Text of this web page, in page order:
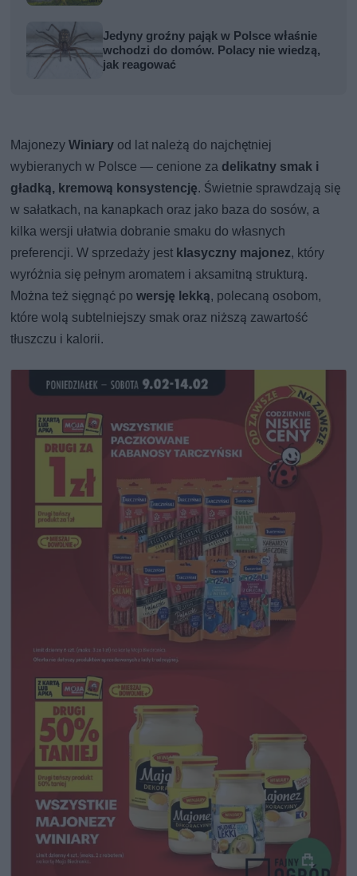
Jedyny groźny pająk w Polsce właśnie
wchodzi do domów. Polacy nie wiedzą,
jak reagować
MajonezyWiniary od lat należą do najchętniej
wybieranych w Polsce — cenione za delikatny smak i
gładką, kremową konsystencję. Świetnie sprawdzają się
w sałatkach, na kanapkach oraz jako baza do sosów, a
kilka wersji ułatwia dobranie smaku do własnych
preferencji. W sprzedaży jest klasyczny majonez, który
wyróżnia się pełnym aromatem i aksamitną strukturą.
Można też sięgnąć powersję lekką, polecaną osobom,
które wolą subtelniejszy smak oraz niższą zawartość
tłuszczu i kalorii.